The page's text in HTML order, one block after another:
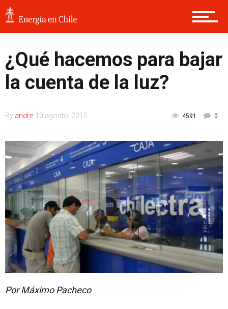
¿Qué hacemos para bajar
la cuenta de la luz?
By andre 10 agosto, 2015 4591 0
Por Máximo Pacheco